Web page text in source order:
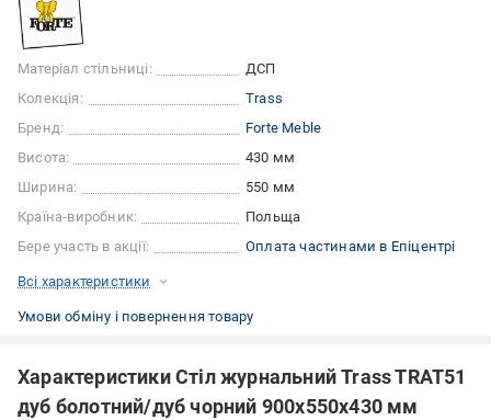
Матеріал стільниці:
ДСП
Колекція:
Trass
Бренд:
Forte Meble
Висота:
430 мм
Ширина:
550 мм
Країна-виробник:
Польща
Бере участь в акції:
Оплата частинами в Епіцентрі
Всі характеристики
Умови обміну і повернення товару
Характеристики Стіл журнальний Trass TRAT51
дуб болотний/дуб чорний 900x550x430 мм